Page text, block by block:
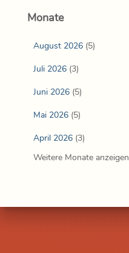
Monate
August 2026 (5)
Juli 2026 (3)
Juni 2026 (5)
Mai 2026 (5)
April 2026 (3)
Weitere Monate anzeigen